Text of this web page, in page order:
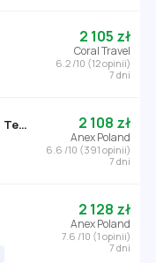
2 105 zł
Coral Travel
6.2 /10 (12 opinii)
7 dni
Best Beach (ex. Cosmos Tergui Club)
2 108 zł
Anex Poland
6.6 /10 (391 opinii)
7 dni
2 128 zł
Anex Poland
7.6 /10 (1 opinii)
7 dni